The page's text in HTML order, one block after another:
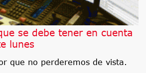
se debe tener en cuenta
lunes
que no perderemos de vista.